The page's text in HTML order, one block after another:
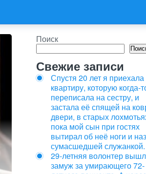
Поиск
Свежие записи
Спустя 20 лет я приехала
квартиру, которую когда-
переписала на сестру, и
застала её спящей на
двери, в старых
пока мой сын при гостях
вытирал об неё ноги и
сумасшедшей служанкой.
29-летняя волонтер
замуж за умирающего 72-